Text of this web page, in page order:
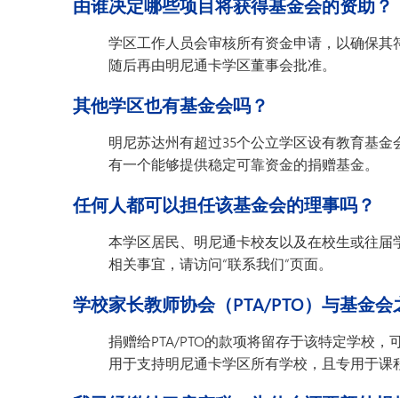
由谁决定哪些项目将获得基金会的资助？
学区工作人员会审核所有资金申请，以确保
随后再由明尼通卡学区董事会批准。
其他学区也有基金会吗？
明尼苏达州有超过35个公立学区设有教育基
有一个能够提供稳定可靠资金的捐赠基金。
任何人都可以担任该基金会的理事吗？
本学区居民、明尼通卡校友以及在校生或往
相关事宜，请访问“联系我们”页面。
学校家长教师协会（PTA/PTO）与基金会
捐赠给PTA/PTO的款项将留存于该特定学校
用于支持明尼通卡学区所有学校，且专用于课